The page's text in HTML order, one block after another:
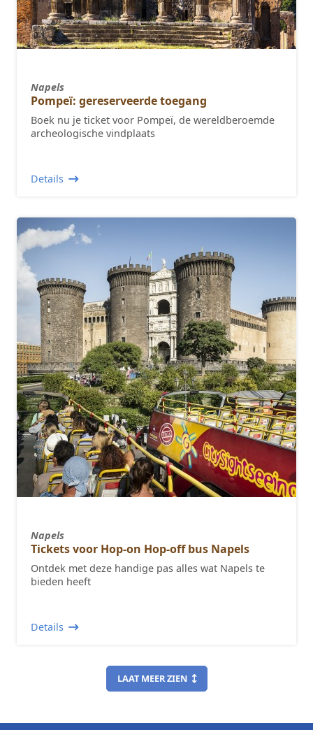
Napels
Pompeï: gereserveerde toegang
Boek nu je ticket voor Pompeï, de wereldberoemde
archeologische vindplaats
Details
Napels
Tickets voor Hop-on Hop-off bus Napels
Ontdek met deze handige pas alles wat Napels te
bieden heeft
Details
LAAT MEER ZIEN